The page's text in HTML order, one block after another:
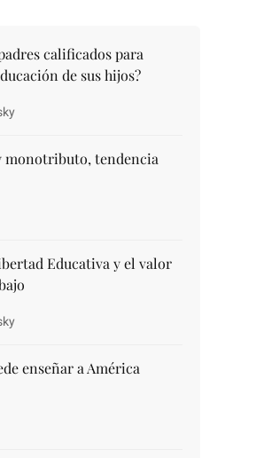
calificados para
de sus hijos?
monotributo, tendencia
Educativa y el valor
enseñar a América